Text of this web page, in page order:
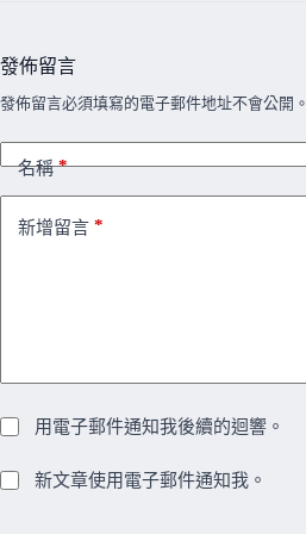
發佈留言
發佈留言必須填寫的電子郵件地址不會公開。
名稱*
新增留言 *
用電子郵件通知我後續的迴響。
新文章使用電子郵件通知我。